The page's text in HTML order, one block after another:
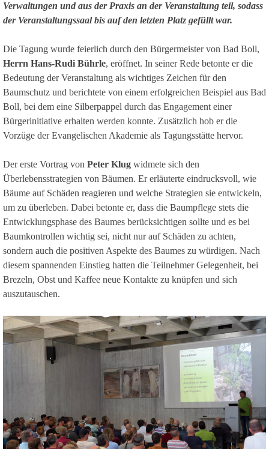
Verwaltungen und aus der Praxis an der Veranstaltung teil, sodass
der Veranstaltungssaal bis auf den letzten Platz gefüllt war.
Die Tagung wurde feierlich durch den Bürgermeister von Bad Boll,
Herrn Hans-Rudi Bührle, eröffnet. In seiner Rede betonte er die
Bedeutung der Veranstaltung als wichtiges Zeichen für den
Baumschutz und berichtete von einem erfolgreichen Beispiel aus Bad
Boll, bei dem eine Silberpappel durch das Engagement einer
Bürgerinitiative erhalten werden konnte. Zusätzlich hob er die
Vorzüge der Evangelischen Akademie als Tagungsstätte hervor.
Der erste Vortrag von Peter Klug widmete sich den
Überlebensstrategien von Bäumen. Er erläuterte eindrucksvoll, wie
Bäume auf Schäden reagieren und welche Strategien sie entwickeln,
um zu überleben. Dabei betonte er, dass die Baumpflege stets die
Entwicklungsphase des Baumes berücksichtigen sollte und es bei
Baumkontrollen wichtig sei, nicht nur auf Schäden zu achten,
sondern auch die positiven Aspekte des Baumes zu würdigen. Nach
diesem spannenden Einstieg hatten die Teilnehmer Gelegenheit, bei
Brezeln, Obst und Kaffee neue Kontakte zu knüpfen und sich
auszutauschen.